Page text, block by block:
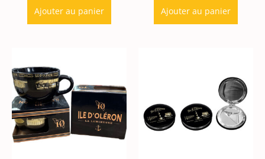
Ajouter au panier Ajouter au panier